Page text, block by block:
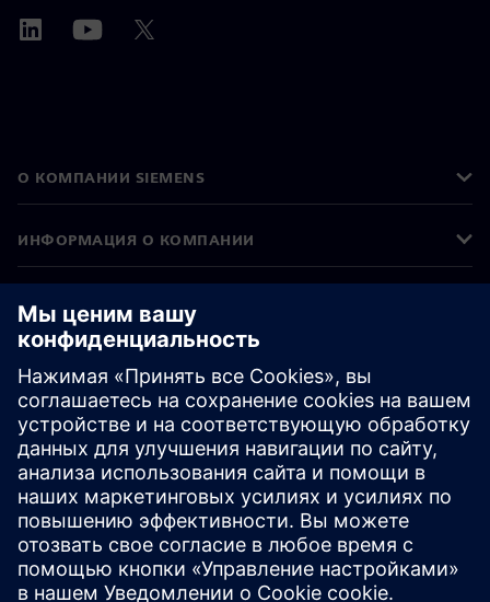
О КОМПАНИИ SIEMENS
ИНФОРМАЦИЯ О КОМПАНИИ
СВЯЖИТЕСЬ С НАМИ
©Siemens2026
Корпоративная информация
Уведомление о конфиденциальности